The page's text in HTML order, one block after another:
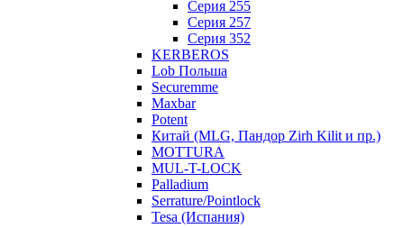
Серия 255
Серия 257
Серия 352
KERBEROS
Lob Польша
Securemme
Maxbar
Potent
Китай (MLG, Пандор Zirh Kilit и пр.)
MOTTURA
MUL-T-LOCK
Palladium
Serrature/Pointlock
Tesa (Испания)